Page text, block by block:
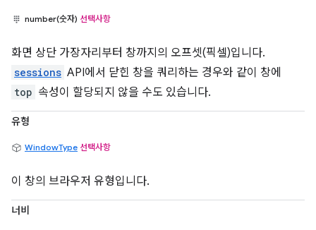
number(숫자) 선택사항
화면 상단 가장자리부터 창까지의 오프셋(픽셀)입니다.
sessions API에서 닫힌 창을 쿼리하는 경우와 같이 창에
top 속성이 할당되지 않을 수도 있습니다.
유형
WindowType 선택사항
이 창의 브라우저 유형입니다.
너비